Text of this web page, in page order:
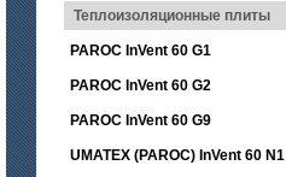
Теплоизоляционные плиты
PAROC InVent 60 G1
PAROC InVent 60 G2
PAROC InVent 60 G9
UMATEX (PAROC) InVent 60 N1